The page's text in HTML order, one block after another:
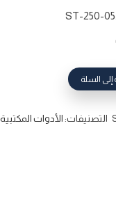
إلى السلة
التصنيفات: الأدوات المكتبية